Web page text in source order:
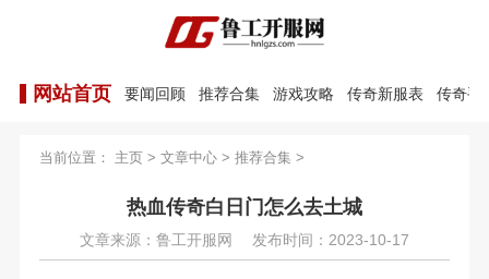
网站首页 要闻回顾 推荐合集 游戏攻略 传奇新服表 传奇手
当前位置： 主页> 文章中心> 推荐合集 >
热血传奇白日门怎么去土城
文章来源：鲁工开服网 发布时间：2023-10-17